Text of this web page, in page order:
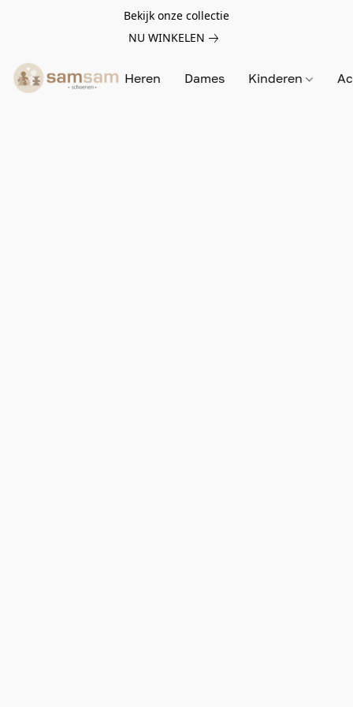
Bekijk onze collectie
NU WINKELEN
Heren Dames Kinderen